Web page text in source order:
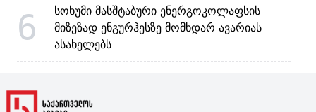
6
სოხუმი მასშტაბური ენერგოკოლაფსის
მიზეზად ენგურჰესზე მომხდარ ავარიას
ასახელებს